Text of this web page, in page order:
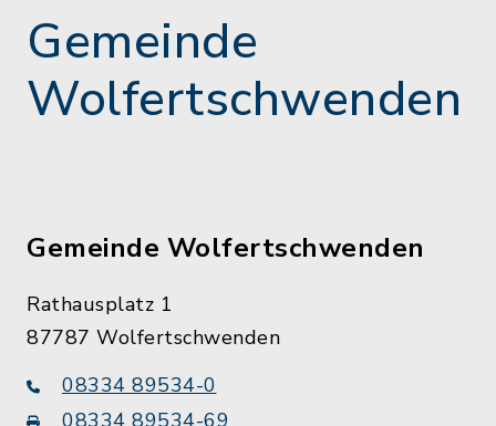
Gemeinde
Wolfertschwenden
Gemeinde Wolfertschwenden
Rathausplatz 1
87787 Wolfertschwenden
08334 89534-0
08334 89534-69